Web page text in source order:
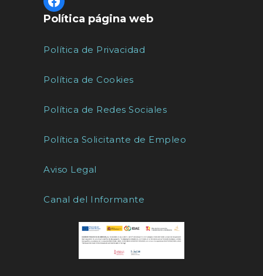
Política página web
Política de Privacidad
Política de Cookies
Política de Redes Sociales
Política Solicitante de Empleo
Aviso Legal
Canal del Informante